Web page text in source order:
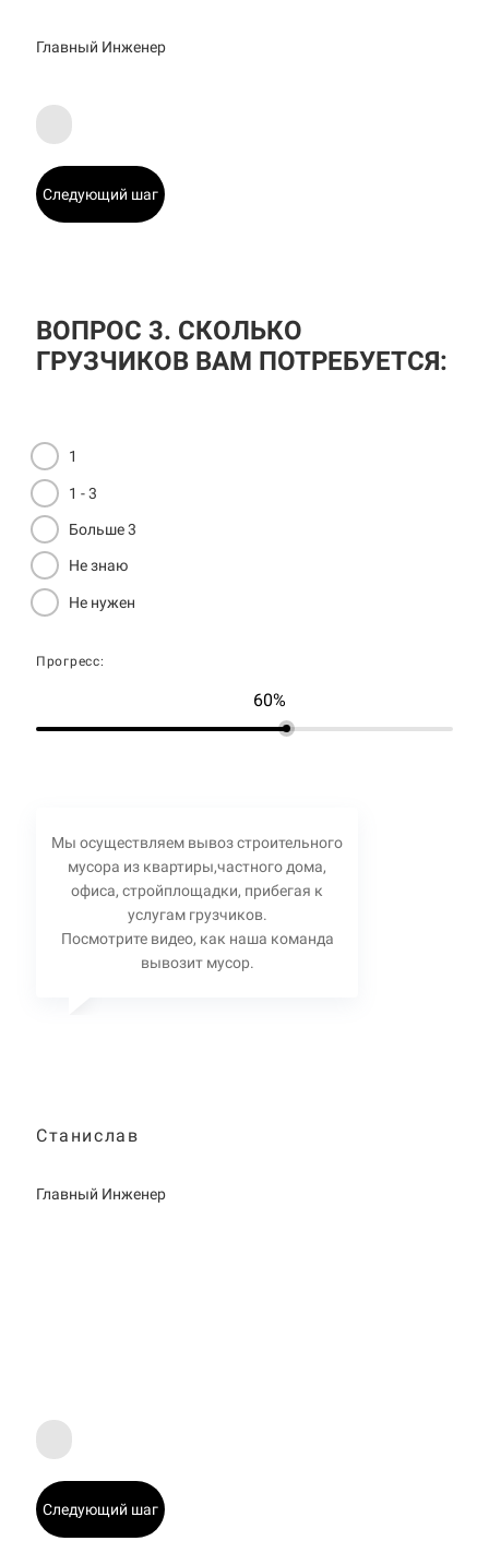
Главный Инженер
Следующий шаг
ВОПРОС 3. СКОЛЬКО
ГРУЗЧИКОВ ВАМ ПОТРЕБУЕТСЯ:
1
1 - 3
Больше 3
Не знаю
Не нужен
Прогресс:
60%
Мы осуществляем вывоз строительного
мусора из квартиры,частного дома,
офиса, стройплощадки, прибегая к
услугам грузчиков.
Посмотрите видео, как наша команда
вывозит мусор.
Станислав
Главный Инженер
Следующий шаг